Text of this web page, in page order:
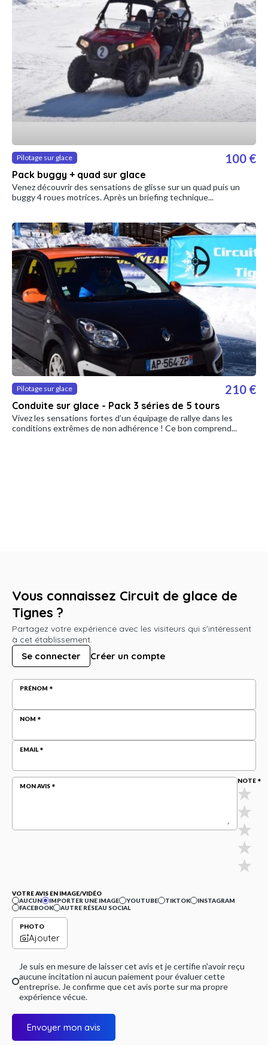
Pilotage sur glace
Pack buggy + quad sur glace
100 €
Venez découvrir des sensations de glisse sur un quad puis un
buggy 4 roues motrices. Après un briefing technique...
Pilotage sur glace
Conduite sur glace - Pack 3 séries de 5 tours
210 €
Vivez les sensations fortes d’un équipage de rallye dans les
conditions extrêmes de non adhérence ! Ce bon comprend...
Vous connaissez Circuit de glace de
Tignes ?
Partagez votre expérience avec les visiteurs qui s'intéressent
à cet établissement.
Se connecter Créer un compte
PRÉNOM
NOM
EMAIL
MON AVIS
NOTE
VOTRE AVIS EN IMAGE/VIDÉO
AUCUN
IMPORTER UNE IMAGE YOUTUBE TIKTOK
INSTAGRAM
FACEBOOK
AUTRE RÉSEAU SOCIAL
PHOTO
Ajouter
Je suis en mesure de laisser cet avis et je certifie n'avoir reçu
aucune incitation ni aucun paiement pour évaluer cette
entreprise. Je confirme que cet avis porte sur ma propre
expérience vécue.
Envoyer mon avis